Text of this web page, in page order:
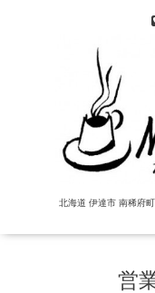
北海道 伊達市 南稀府
営